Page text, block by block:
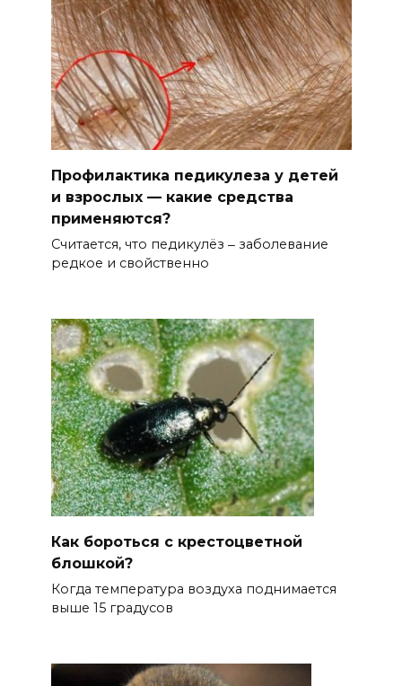
Профилактика педикулеза у детей
и взрослых — какие средства
применяются?
Считается, что педикулёз ‒ заболевание
редкое и свойственно
Как бороться с крестоцветной
блошкой?
Когда температура воздуха поднимается
выше 15 градусов